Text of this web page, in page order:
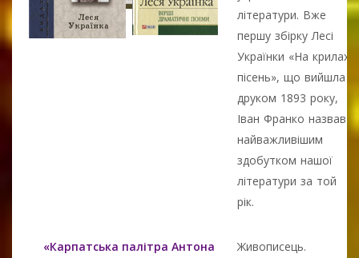
літератури. Вже
першу збірку Лесі
Українки «На крилах
пісень», що вийшла
друком 1893 року,
Іван Франко назвав
найважливішим
здобутком нашої
літератури за той
рік.
«Карпатська палітра Антона
Живописець.